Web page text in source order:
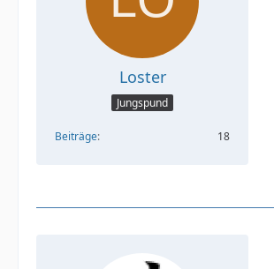
Loster
Jungspund
Beiträge 18